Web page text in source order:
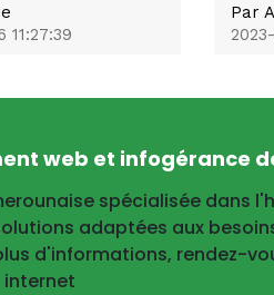
11:27:39
Par
web et infogérance
spécialisée dans
adaptées aux
d'informations, rendez-
internet